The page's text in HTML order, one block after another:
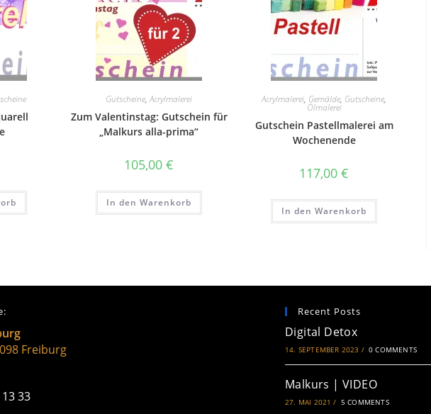
Gutscheine,Acrylmalerei
Zum Valentinstag: Gutschein für
„Malkurs alla-prima“
105,00€
In den Warenkorb
Acrylmalerei, Gemälde, Gutscheine,
Ölmalerei
Gutschein Pastellmalerei am
Wochenende
117,00€
In den Warenkorb
Freiburg
33
Recent Posts
Digital Detox
14. SEPTEMBER 2023 / 0 COMMENTS
Malkurs | VIDEO
27. MAI 2021 / 5 COMMENTS